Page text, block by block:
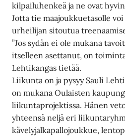
kilpailuhenkeä ja ne ovat hyvin
Jotta tie maajoukkuetasolle
urheilijan sitoutua
”Jos sydän ei ole mukana
itselleen asettanut, on
Lehtikangas tietää.
Liikunta on ja pysyy Sauli
on mukana Oulaisten
liikuntaprojektissa. Hänen
yhteensä neljä eri
kävelyjalkapallojoukkue,